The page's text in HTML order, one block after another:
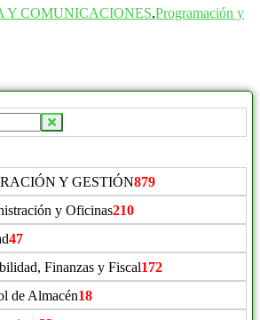
Y COMUNICACIONES,Programación y
Y GESTIÓN879
y Oficinas210
47
Finanzas y Fiscal172
de Almacén18